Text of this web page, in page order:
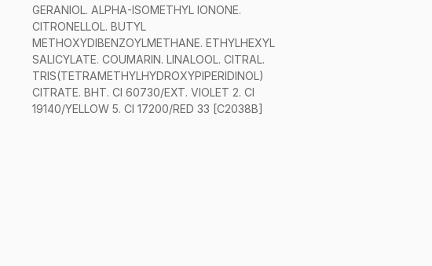
GERANIOL. ALPHA-ISOMETHYL IONONE.
CITRONELLOL. BUTYL
METHOXYDIBENZOYLMETHANE. ETHYLHEXYL
SALICYLATE. COUMARIN. LINALOOL. CITRAL.
TRIS(TETRAMETHYLHYDROXYPIPERIDINOL)
CITRATE. BHT. CI 60730/EXT. VIOLET 2. CI
19140/YELLOW 5. CI 17200/RED 33 [C2038B]